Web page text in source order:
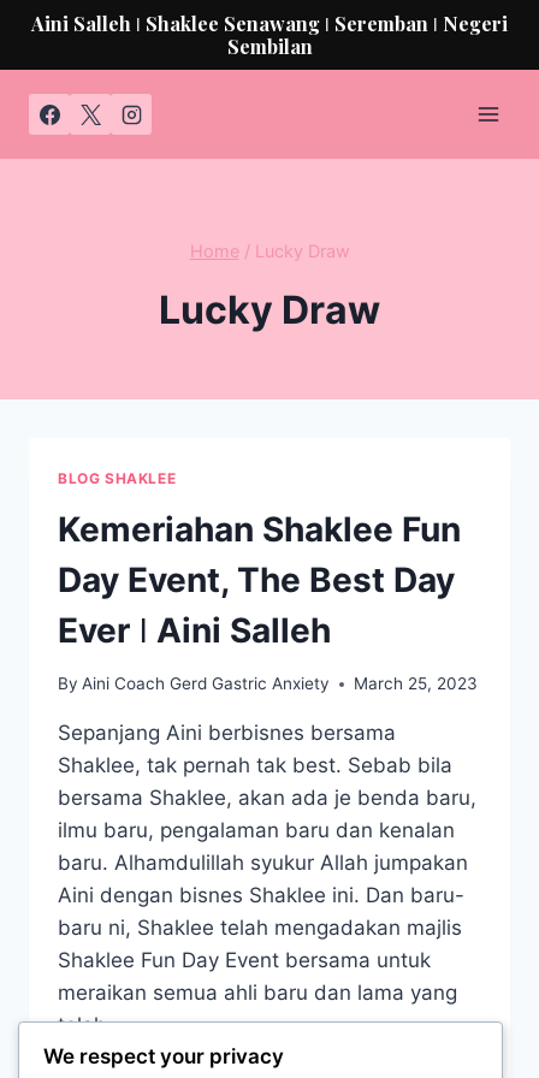
Aini Salleh ǀ Shaklee Senawang ǀ Seremban ǀ Negeri
Sembilan
Home / Lucky Draw
Lucky Draw
BLOG SHAKLEE
Kemeriahan Shaklee Fun
Day Event, The Best Day
Ever ǀ Aini Salleh
By Aini Coach Gerd Gastric Anxiety March 25, 2023
Sepanjang Aini berbisnes bersama
Shaklee, tak pernah tak best. Sebab bila
bersama Shaklee, akan ada je benda baru,
ilmu baru, pengalaman baru dan kenalan
baru. Alhamdulillah syukur Allah jumpakan
Aini dengan bisnes Shaklee ini. Dan baru-
baru ni, Shaklee telah mengadakan majlis
Shaklee Fun Day Event bersama untuk
meraikan semua ahli baru dan lama yang
telah…
We respect your privacy